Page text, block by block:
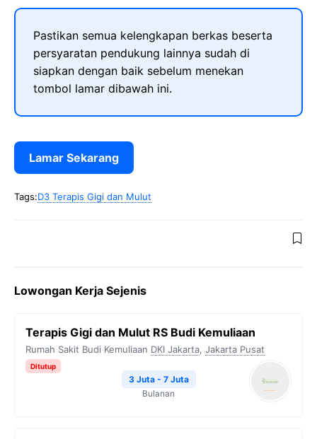
Pastikan semua kelengkapan berkas beserta
persyaratan pendukung lainnya sudah di
siapkan dengan baik sebelum menekan
tombol lamar dibawah ini.
Lamar Sekarang
Tags:D3 Terapis Gigi dan Mulut
Lowongan Kerja Sejenis
Terapis Gigi dan Mulut RS Budi Kemuliaan
Rumah Sakit Budi Kemuliaan DKI Jakarta, Jakarta Pusat
Ditutup
3 Juta - 7 Juta
Bulanan